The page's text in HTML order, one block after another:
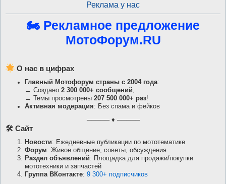
Реклама у нас
🏍 Рекламное предложение
МотоФорум.RU
О нас в цифрах
Главный Мотофорум страны с 2004 года:
→ Создано 2 300 000+ сообщений,
→ Темы просмотрены 207 500 000+ раз!
Активная модерация: Без спама и фейков
───── ♦ ─────
🛠 Сайт
Новости: Ежедневные публикации по мототематике
Форум: Живое общение, советы, обсуждения
Раздел объявлений: Площадка для продажи/покупки
мототехники и запчастей
Группа ВКонтакте: 9 300+ подписчиков